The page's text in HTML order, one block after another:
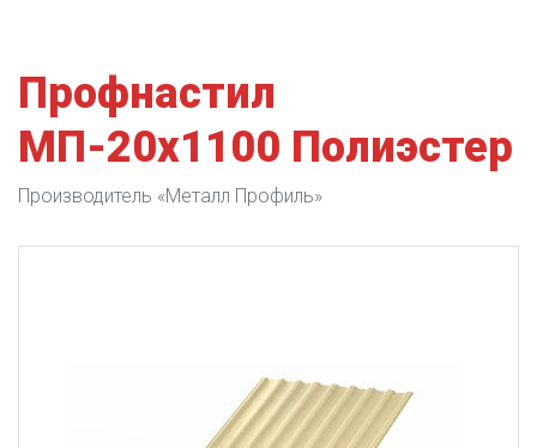
Профнастил
МП-20х1100 Полиэстер
Производитель «Металл Профиль»